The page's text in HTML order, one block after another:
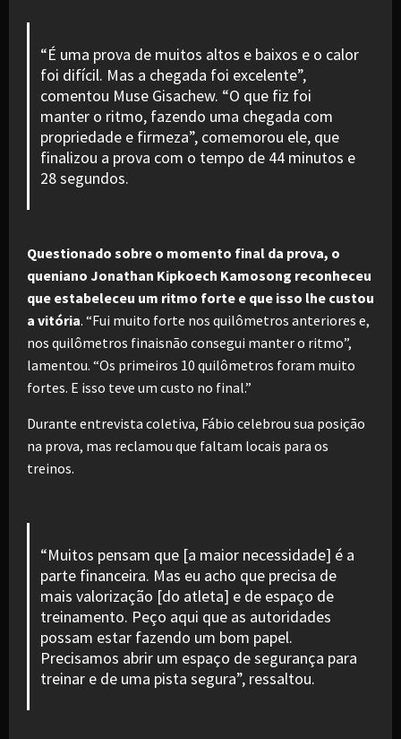
“É uma prova de muitos altos e baixos e o calor
foi difícil. Mas a chegada foi excelente”,
comentou Muse Gisachew. “O que fiz foi
manter o ritmo, fazendo uma chegada com
propriedade e firmeza”, comemorou ele, que
finalizou a prova com o tempo de 44 minutos e
28 segundos.
Questionado sobre o momento final da prova, o
queniano Jonathan Kipkoech Kamosong reconheceu
que estabeleceu um ritmo forte e que isso lhe custou
a vitória. “Fui muito forte nos quilômetros anteriores e,
nos quilômetros finaisnão consegui manter o ritmo”,
lamentou. “Os primeiros 10 quilômetros foram muito
fortes. E isso teve um custo no final.”
Durante entrevista coletiva, Fábio celebrou sua posição
na prova, mas reclamou que faltam locais para os
treinos.
“Muitos pensam que [a maior necessidade] é a
parte financeira. Mas eu acho que precisa de
mais valorização [do atleta] e de espaço de
treinamento. Peço aqui que as autoridades
possam estar fazendo um bom papel.
Precisamos abrir um espaço de segurança para
treinar e de uma pista segura”, ressaltou.